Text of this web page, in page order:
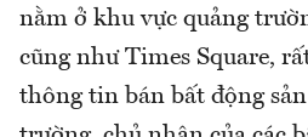
nằm ở khu vực quảng
cũng như Times Square,
thông tin bán bất động